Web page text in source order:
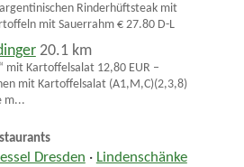
Rinderhüftsteak mit
mit Sauerrahm € 27.80 D-L
20.1 km
mit Kartoffelsalat 12,80 EUR –
mit Kartoffelsalat (A1,M,C)(2,3,8)
m...
Dresden · Lindenschänke